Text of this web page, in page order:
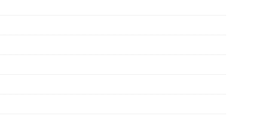
Etuis und sein Design können variieren.
Brillen geeignet. Einige Modelle können mit
Modelle zu finden, oder nutzen Sie
benötigen.
Anleitung.